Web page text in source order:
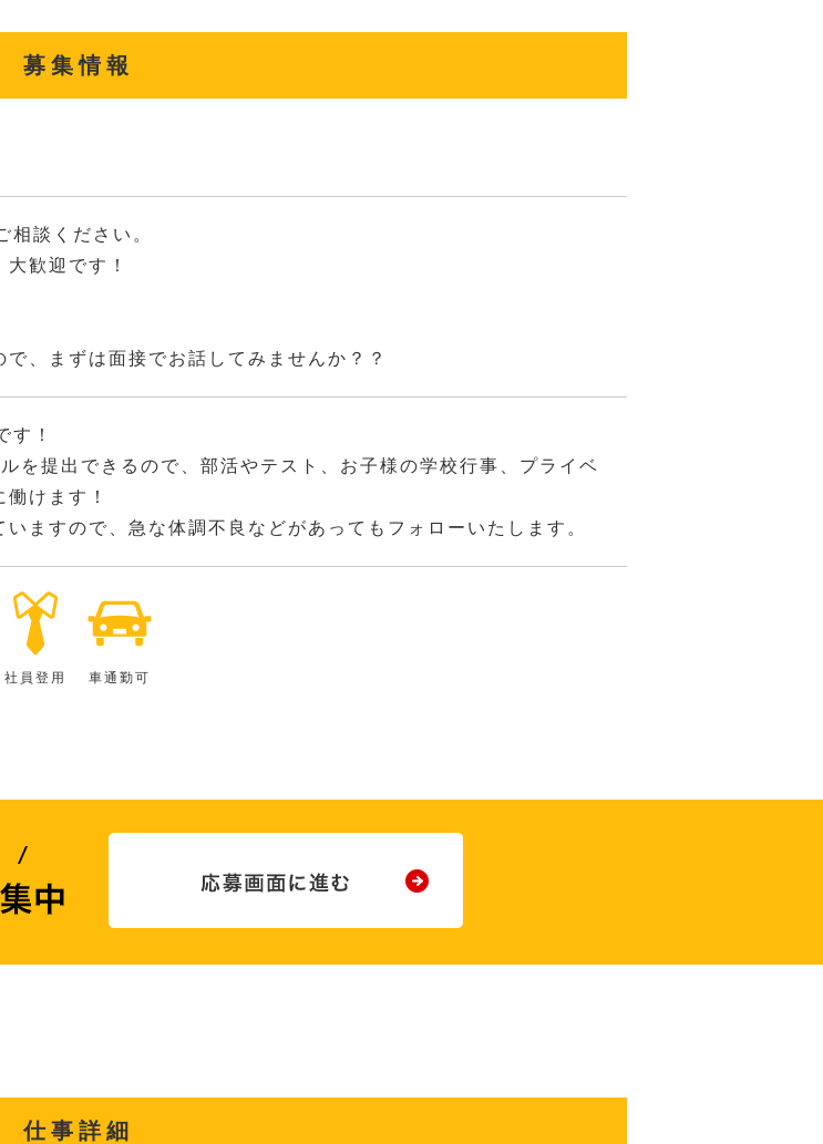
募集情報
相談ください。
歓迎です！
、まずは面接でお話してみませんか？？
す！
を提出できるので、部活やテスト、お子様の学校行事、プライベ
けます！
ますので、急な体調不良などがあってもフォローいたします。
社員登用 車通勤可
仕事詳細